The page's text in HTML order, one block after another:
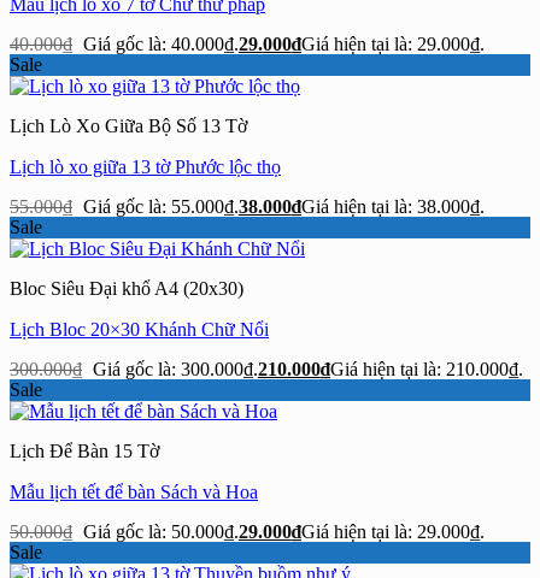
40.000₫ Giá gốc là: 40.000₫.29.000₫Giá hiện tại là: 29.000₫.
Sale
Lịch Lò Xo Giữa Bộ Số 13 Tờ
Lịch lò xo giữa 13 tờ Phước lộc thọ
55.000₫ Giá gốc là: 55.000₫.38.000₫Giá hiện tại là: 38.000₫.
Sale
Bloc Siêu Đại khổ A4 (20x30)
Lịch Bloc 20×30 Khánh Chữ Nổi
300.000₫ Giá gốc là: 300.000₫.210.000₫Giá hiện tại là: 210.000₫.
Sale
Lịch Để Bàn 15 Tờ
Mẫu lịch tết để bàn Sách và Hoa
50.000₫ Giá gốc là: 50.000₫.29.000₫Giá hiện tại là: 29.000₫.
Sale